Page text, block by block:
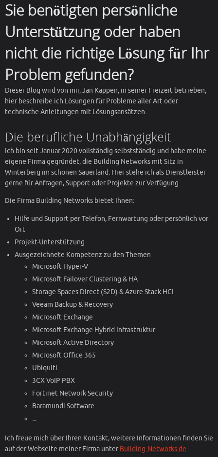
Sie benötigten persönliche
Unterstützung oder haben
nicht die richtige Lösung für Ihr
Problem gefunden?
Dieser Blog wird von mir, Jan Kappen, in seiner Freizeit betrieben,
hier beschreibe ich Lösungen für Probleme aller Art oder
technische Anleitungen mit Lösungsansätzen.
Die berufliche Unabhängigkeit
Ich bin seit Januar 2020 vollständig selbstständig und habe meine
eigene Firma gegründet, die Building Networks mit Sitz in
Winterberg im schönen Sauerland. Hier stehe ich als Dienstleister
gerne für Anfragen, Support oder Projekte zur Verfügung.
Die Firma Building Networks bietet Ihnen:
Hilfe und Support per Telefon, Fernwartung oder persönlich vor
Ort
Projekt-Unterstützung
Ausgezeichnete Kompetenz zu den Themen
Microsoft Hyper-V
Microsoft Failover Clustering & HA
Storage Spaces Direct (S2D) & Azure Stack HCI
Veeam Backup & Recovery
Microsoft Exchange
Microsoft Exchange Hybrid Infrastruktur
Microsoft Active Directory
Microsoft Office 365
Ubiquiti
3CX VoIP PBX
Fortinet Network Security
Baramundi Software
...
Ich freue mich über Ihren Kontakt, weitere Informationen finden Sie
auf der Webseite meiner Firma unter Building-Networks.de